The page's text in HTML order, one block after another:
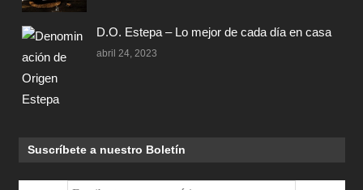
D.O. Estepa – Lo mejor de cada día en casa
abril 24, 2023
Suscríbete a nuestro Boletín